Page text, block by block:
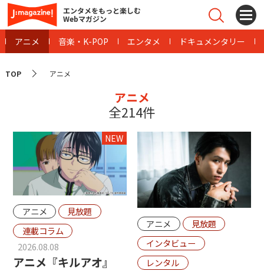
エンタメをもっと楽しむ
Webマガジン
アニメ 音楽・K-POP エンタメ ドキュメンタリー
TOP アニメ
アニメ
全214件
NEW
アニメ
見放題
連載コラム
2026.08.08
アニメ『キルアオ』
アニメ
見放題
インタビュー
レンタル